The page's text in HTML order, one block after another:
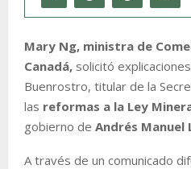
Mary Ng, ministra de
Canadá, solicitó
Buenrostro, titular de la
las reformas a la Ley
gobierno de Andrés Manuel
A través de un comunicado